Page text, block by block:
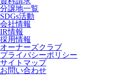
分譲地一覧
SDGs活動
会社情報
IR情報
採用情報
オーナーズクラブ
プライバシーポリシー
サイトマップ
お問い合わせ